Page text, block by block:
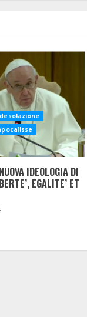
IDEOLOGIA DI
EGALITE’ ET